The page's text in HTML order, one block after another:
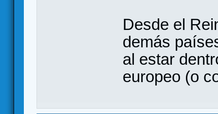
Desde el
demás
al estar
europeo (o